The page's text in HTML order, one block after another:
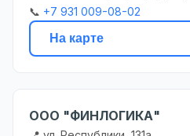
📞 +7 931 009-08-02
На карте
ООО "ФИНЛОГИКА"